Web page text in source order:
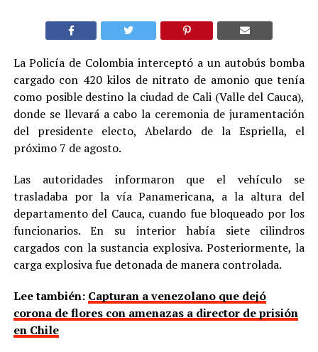
La Policía de Colombia interceptó a un autobús bomba
cargado con 420 kilos de nitrato de amonio que tenía
como posible destino la ciudad de Cali (Valle del Cauca),
donde se llevará a cabo la ceremonia de juramentación
del presidente electo, Abelardo de la Espriella, el
próximo 7 de agosto.
Las autoridades informaron que el vehículo se
trasladaba por la vía Panamericana, a la altura del
departamento del Cauca, cuando fue bloqueado por los
funcionarios. En su interior había siete cilindros
cargados con la sustancia explosiva. Posteriormente, la
carga explosiva fue detonada de manera controlada.
Lee también: Capturan a venezolano que dejó
corona de flores con amenazas a director de prisión
en Chile